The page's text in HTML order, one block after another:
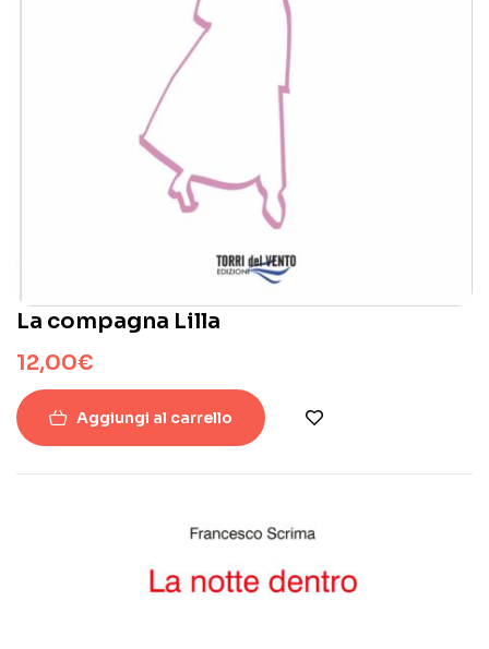
La compagna Lilla
12,00€
Aggiungi al carrello